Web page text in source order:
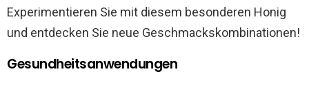
Experimentieren Sie mit diesem besonderen Honig
und entdecken Sie neue Geschmackskombinationen!
Gesundheitsanwendungen